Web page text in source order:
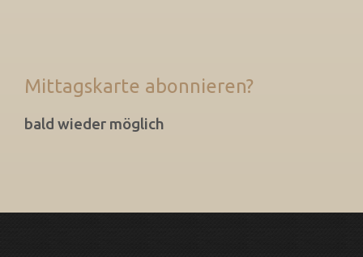
Mittagskarte abonnieren?
bald wieder möglich